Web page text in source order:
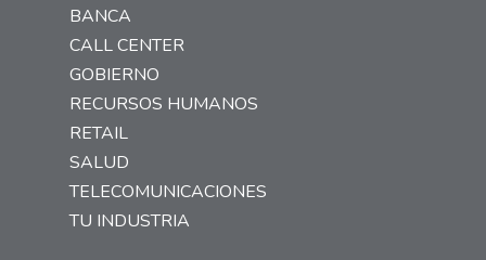
BANCA
CALL CENTER
GOBIERNO
RECURSOS HUMANOS
RETAIL
SALUD
TELECOMUNICACIONES
TU INDUSTRIA